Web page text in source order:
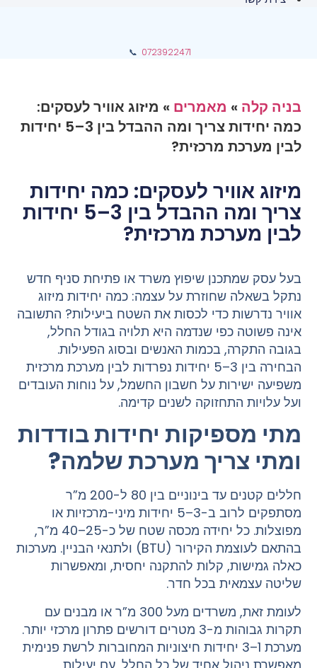
0723922471
📞
בניה קלה» מאמרים» מיזוג אוויר לעסקים:
כמה יחידות צריך ומה ההבדל בין 3–5 יחידות
לבין מערכת מרכזית?
מיזוג אוויר לעסקים: כמה יחידות
צריך ומה ההבדל בין 3–5 יחידות
לבין מערכת מרכזית?
בעל עסק שמתכנן שיפוץ משרד או פתיחת סניף חדש
נתקל בשאלה שחוזרת על עצמה: כמה יחידות מיזוג
אוויר נדרשות כדי לכסות את השטח ביעילות? התשובה
אינה פשוטה כפי שנדמה היא תלויה בגודל החלל,
בגובה התקרה, בכמות האנשים ובסוג הפעילות.
הבחירה בין 3–5 יחידות נפרדות לבין מערכת מרכזית
משפיעה ישירות על חשבון החשמל, על נוחות העובדים
ועל עלויות התחזוקה לשנים קדימה.
מתי מספיקות יחידות בודדות
ומתי צריך מערכת שלמה?
חללים קטנים עד בינוניים בין 80 ל-200 מ”ר
מסתפקים לרוב ב-3–5 יחידות מיני-מרכזיות או
מפוצלות. כל יחידה מכסה שטח של כ-25–40 מ”ר,
בהתאם לעוצמת הקירור (BTU) ולתנאי הבניין. מערכות
כאלה גמישות, קלות להתקנה יחסית, ומאפשרות
שליטה עצמאית בכל חדר.
לעומת זאת, משרדים מעל 300 מ”ר או מבנים עם
תקרות גבוהות מ-3 מטרים דורשים פתרון מרכזי יותר.
מערכת 1–3 יחידות חיצוניות המחוברות לרשת פנימית